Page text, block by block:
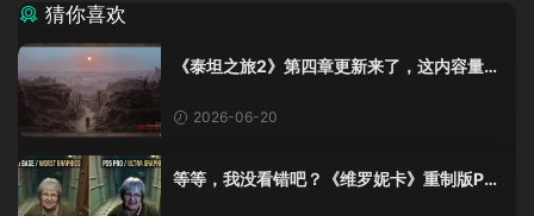
猜你喜欢
《泰坦之旅2》第四章更新来了，这内容量感
2026-06-20
等等，我没看错吧？《维罗妮卡》重制版PS